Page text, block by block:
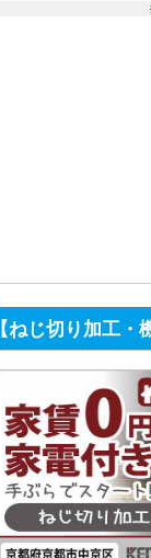
【ねじ切り加工